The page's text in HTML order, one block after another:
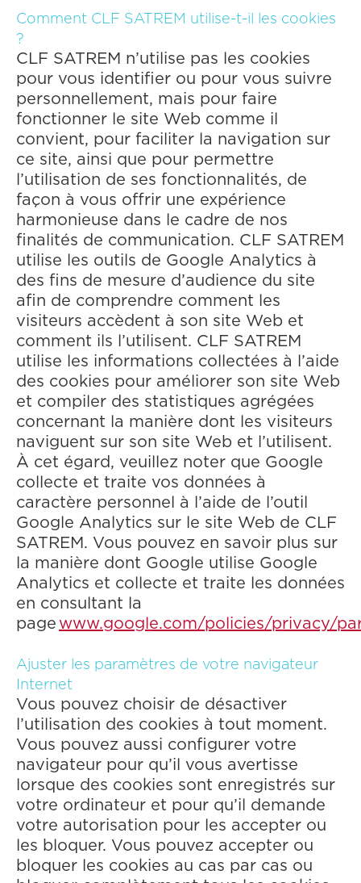
‍Comment CLF SATREM utilise-t-il les cookies
?
CLF SATREM n’utilise pas les cookies
pour vous identifier ou pour vous suivre
personnellement, mais pour faire
fonctionner le site Web comme il
convient, pour faciliter la navigation sur
ce site, ainsi que pour permettre
l’utilisation de ses fonctionnalités, de
façon à vous offrir une expérience
harmonieuse dans le cadre de nos
finalités de communication. CLF SATREM
utilise les outils de Google Analytics à
des fins de mesure d’audience du site
afin de comprendre comment les
visiteurs accèdent à son site Web et
comment ils l’utilisent. CLF SATREM
utilise les informations collectées à l’aide
des cookies pour améliorer son site Web
et compiler des statistiques agrégées
concernant la manière dont les visiteurs
naviguent sur son site Web et l’utilisent.
À cet égard, veuillez noter que Google
collecte et traite vos données à
caractère personnel à l’aide de l’outil
Google Analytics sur le site Web de CLF
SATREM. Vous pouvez en savoir plus sur
la manière dont Google utilise Google
Analytics et collecte et traite les données
en consultant la
page www.google.com/policies/privacy/
‍Ajuster les paramètres de votre navigateur
Internet
Vous pouvez choisir de désactiver
l’utilisation des cookies à tout moment.
Vous pouvez aussi configurer votre
navigateur pour qu’il vous avertisse
lorsque des cookies sont enregistrés sur
votre ordinateur et pour qu’il demande
votre autorisation pour les accepter ou
les bloquer. Vous pouvez accepter ou
bloquer les cookies au cas par cas ou